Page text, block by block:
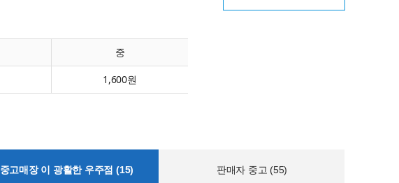
중
1,600원
중고매장 이 광활한 우주점 (15) 판매자 중고 (55)